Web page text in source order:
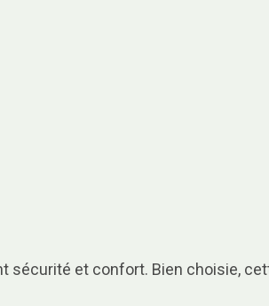
sécurité et confort. Bien choisie,